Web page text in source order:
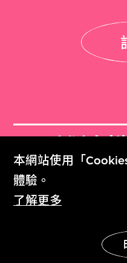
本網站使用「
體驗。
了解更多
M+雜誌
M+ Magazine Archive
M+藏品
Collection Online